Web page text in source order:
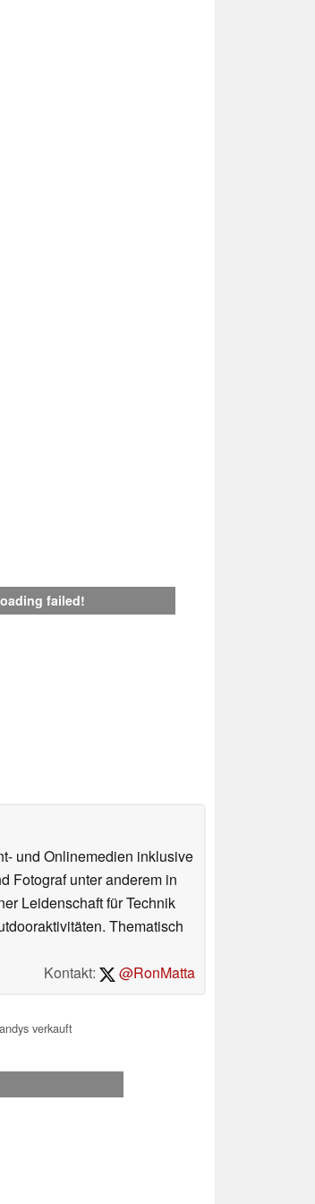
failed!
und Onlinemedien inklusive
Fotograf unter anderem in
Leidenschaft für Technik
Thematisch
Kontakt:
@RonMatta
verkauft